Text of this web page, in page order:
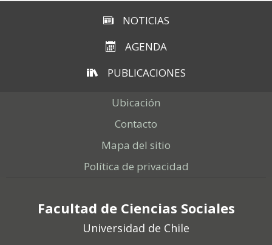
NOTICIAS
AGENDA
PUBLICACIONES
Ubicación
Contacto
Mapa del sitio
Política de privacidad
Facultad de Ciencias Sociales
Universidad de Chile